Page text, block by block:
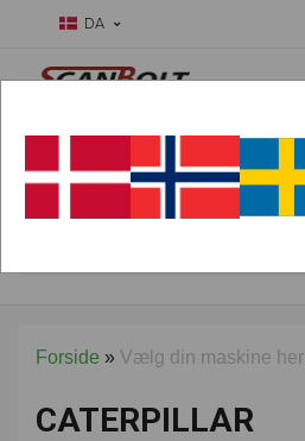
DA
Forside » Vælg din maskine her
CATERPILLAR